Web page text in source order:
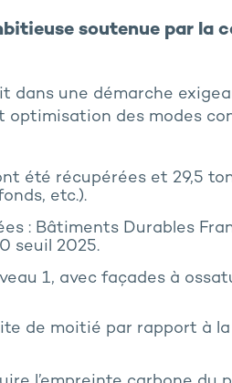
soutenue par la
dans une démarche
des modes
été récupérées et 29,5
etc.).
: Bâtiments Durables
seuil 2025.
1, avec façades à
de moitié par rapport à